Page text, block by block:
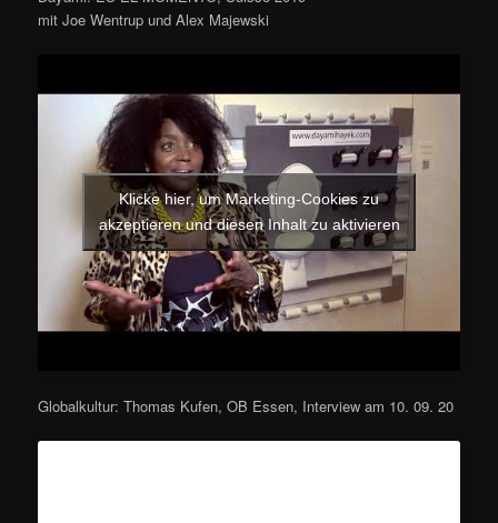
mit Joe Wentrup und Alex Majewski
Klicke hier, um Marketing-Cookies zu
akzeptieren und diesen Inhalt zu aktivieren
Globalkultur: Thomas Kufen, OB Essen, Interview am 10. 09. 20